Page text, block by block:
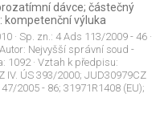
dávce; částečný
kompetenční výluka
· Sp. zn.: 4 Ads 113/2009 - 46 ·
Autor: Nejvyšší správní soud -
1092· Vztah k předpisu:
ÚS 393/2000; JUD30979CZ
2005 - 86; 31971R1408 (EU);